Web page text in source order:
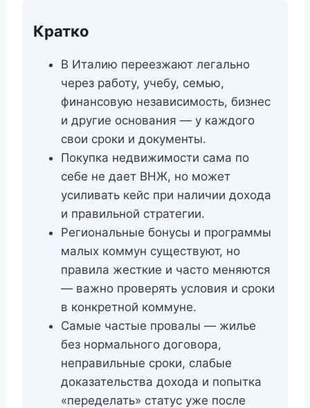
Кратко
В Италию переезжают легально
через работу, учебу, семью,
финансовую независимость, бизнес
и другие основания — у каждого
свои сроки и документы.
Покупка недвижимости сама по
себе не дает ВНЖ, но может
усиливать кейс при наличии дохода
и правильной стратегии.
Региональные бонусы и программы
малых коммун существуют, но
правила жесткие и часто меняются
— важно проверять условия и сроки
в конкретной коммуне.
Самые частые провалы — жилье
без нормального договора,
неправильные сроки, слабые
доказательства дохода и попытка
«переделать» статус уже после